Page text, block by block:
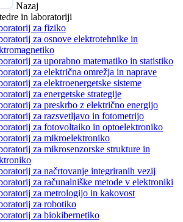
Nazaj
in laboratoriji
za fiziko
za osnove elektrotehnike in
za uporabno matematiko in statistiko
za električna omrežja in naprave
za elektroenergetske sisteme
za energetske strategije
za preskrbo z električno energijo
za razsvetljavo in fotometrijo
za fotovoltaiko in optoelektroniko
za mikroelektroniko
za mikrosenzorske strukture in
za načrtovanje integriranih vezij
za računalniške metode v elektroniki
za metrologijo in kakovost
za robotiko
za biokibernetiko